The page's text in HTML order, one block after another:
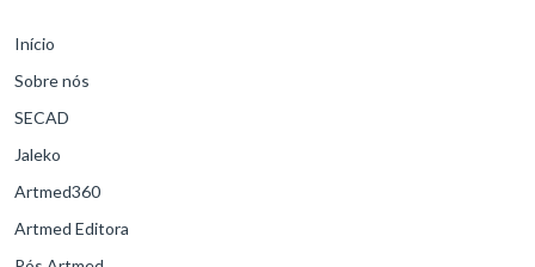
Início
Sobre nós
SECAD
Jaleko
Artmed360
Artmed Editora